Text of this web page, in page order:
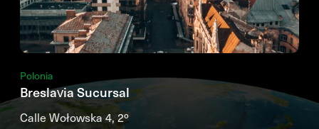
Polonia
Breslavia Sucursal
Calle Wołowska 4, 2º